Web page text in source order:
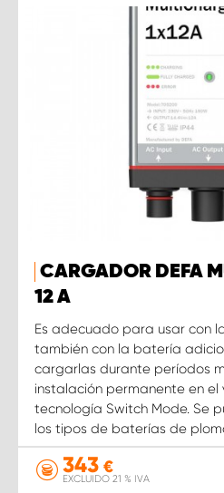
CARGADOR DEFA
12 A
Es adecuado para usar con
también con la batería
cargarlas durante períodos
instalación permanente en el
tecnología Switch Mode. Se
los tipos de baterías de
343 €
EXCLUIDO 21 % IVA